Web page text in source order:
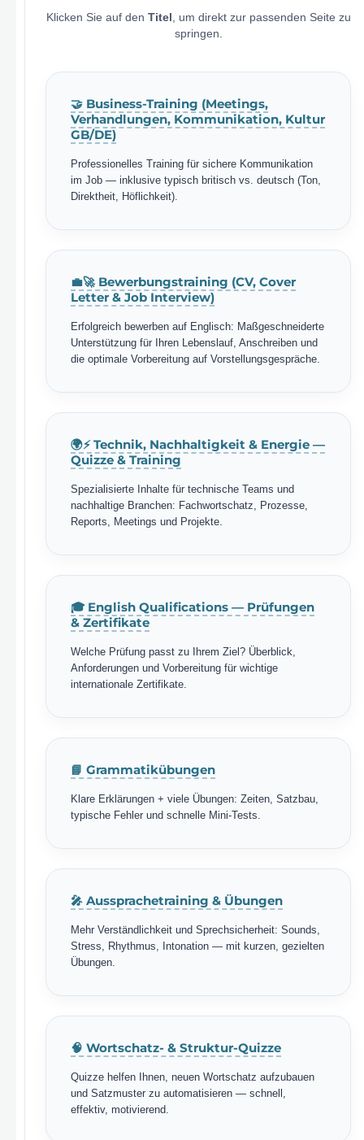
Klicken Sie auf den Titel
, um direkt zur passenden Seite zu
springen.
🤝 Business-Training (Meetings,
Verhandlungen, Kommunikation, Kultur
GB/DE)
Professionelles Training für sichere Kommunikation
im Job — inklusive typisch britisch vs. deutsch (Ton,
Direktheit, Höflichkeit).
💼🚀 Bewerbungstraining (CV, Cover
Letter & Job Interview)
Erfolgreich bewerben auf Englisch: Maßgeschneiderte
Unterstützung für Ihren Lebenslauf, Anschreiben und
die optimale Vorbereitung auf Vorstellungsgespräche.
🌍⚡ Technik, Nachhaltigkeit & Energie —
Quizze & Training
Spezialisierte Inhalte für technische Teams und
nachhaltige Branchen: Fachwortschatz, Prozesse,
Reports, Meetings und Projekte.
🎓 English Qualifications — Prüfungen
& Zertifikate
Welche Prüfung passt zu Ihrem Ziel? Überblick,
Anforderungen und Vorbereitung für wichtige
internationale Zertifikate.
📘 Grammatikübungen
Klare Erklärungen + viele Übungen: Zeiten, Satzbau,
typische Fehler und schnelle Mini-Tests.
🎤 Aussprachetraining & Übungen
Mehr Verständlichkeit und Sprechsicherheit: Sounds,
Stress, Rhythmus, Intonation — mit kurzen, gezielten
Übungen.
🧠 Wortschatz- & Struktur-Quizze
Quizze helfen Ihnen, neuen Wortschatz aufzubauen
und Satzmuster zu automatisieren — schnell,
effektiv, motivierend.